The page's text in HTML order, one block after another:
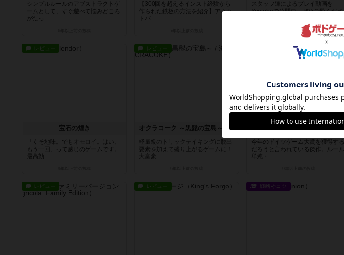
シンプルルールのアブストラクトゲ
ームとして、すぐ遊べて悩みどころ
がたっ...
【300回を超えるインスト経験から
作られた鉄板の方法を紹介】アネク
トパ...
スタッフ陣によるプレイ動画を
Youtubeで公開中。ぜひご覧くださ
8年以上前の投稿
レビュー
宝石の煌き
「くそ地味。でもオモロイ。はい、
もう一回」って感じのゲームです。
最高効...
レビュー
オクラコーク ～黒髭の宝島～ / 海賊の宝島
軽量級のトリックテイキングに脱出
要素を加えて盛り上がるゲームに！
大富豪...
今年のドイツゲーム大賞を獲得する
だろうと言われている傑作。ルール
単純・...
レビュー レビュー 戦略やコツ